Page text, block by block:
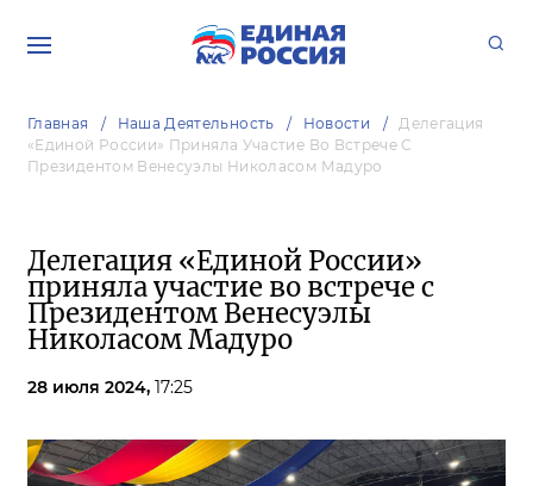
Главная Наша Деятельность Новости
Делегация
«Единой России» Приняла Участие Во Встрече С
Президентом Венесуэлы Николасом Мадуро
Делегация «Единой России»
приняла участие во встрече с
Президентом Венесуэлы
Николасом Мадуро
28 июля 2024, 17:25